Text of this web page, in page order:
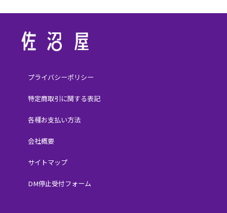
プライバシーポリシー
特定商取引に関する表記
各種お支払い方法
会社概要
サイトマップ
DM停止受付フォーム